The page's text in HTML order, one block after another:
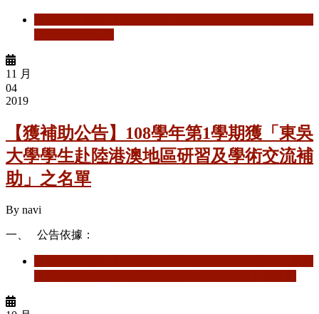
11 月
04
2019
【獲補助公告】108學年第1學期獲「東吳
大學學生赴陸港澳地區研習及學術交流補
助」之名單
By navi
一、 公告依據：